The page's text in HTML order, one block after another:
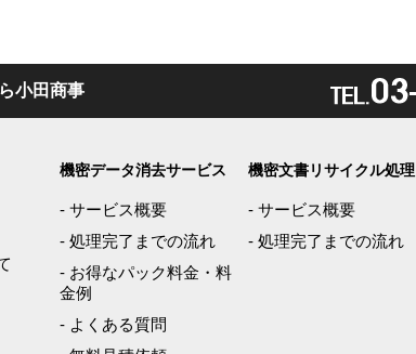
小田商事
機密データ消去サービス
-サービス概要
-処理完了までの流れ
- お得なパック料金・料
金例
- よくある質問
機密文書リサイクル処理
- サービス概要
- 処理完了までの流れ